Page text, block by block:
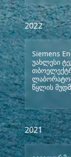
2022
Siemens
უახლესი
წყლის
2021